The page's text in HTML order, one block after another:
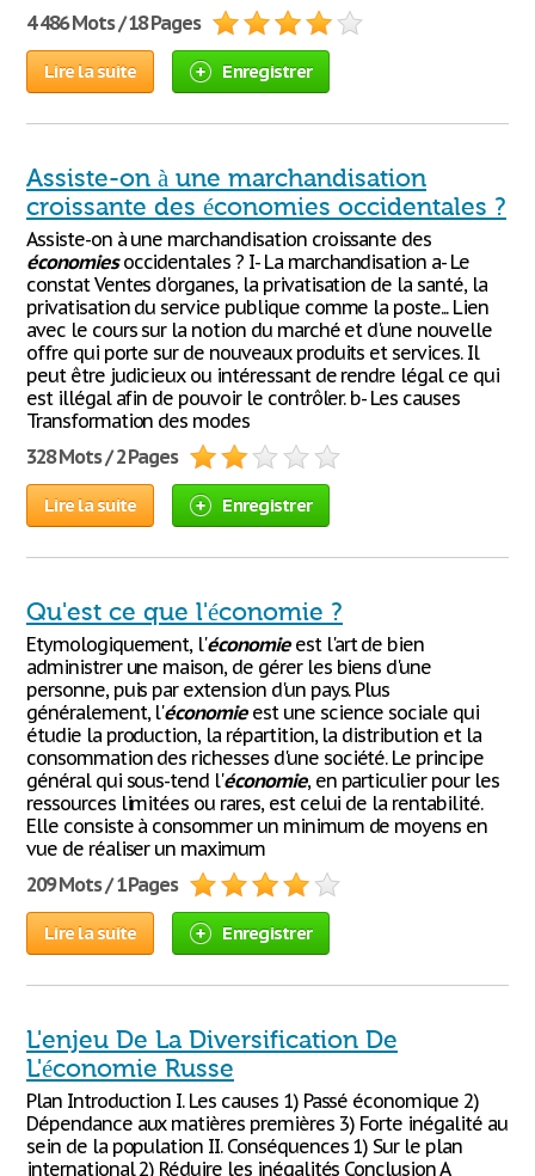
4 486 Mots / 18 Pages
Lire la suite Enregistrer
Assiste-on à une marchandisation
croissante des économies occidentales ?
Assiste-on à une marchandisation croissante des
économiesoccidentales ? I- La marchandisation a- Le
constat Ventes d'organes, la privatisation de la santé, la
privatisation du service publique comme la poste... Lien
avec le cours sur la notion du marché et d'une nouvelle
offre qui porte sur de nouveaux produits et services. Il
peut être judicieux ou intéressant de rendre légal ce qui
est illégal afin de pouvoir le contrôler. b- Les causes
Transformation des modes
328 Mots / 2 Pages
Lire la suite Enregistrer
Qu'est ce que l'économie ?
Etymologiquement, l'économieest l'art de bien
administrer une maison, de gérer les biens d'une
personne, puis par extension d'un pays. Plus
généralement, l'économieest une science sociale qui
étudie la production, la répartition, la distribution et la
consommation des richesses d'une société. Le principe
général qui sous-tend l'économie, en particulier pour les
ressources limitées ou rares, est celui de la rentabilité.
Elle consiste à consommer un minimum de moyens en
vue de réaliser un maximum
209 Mots / 1 Pages
Lire la suite Enregistrer
L'enjeu De La Diversification De
L'économie Russe
Plan Introduction I. Les causes 1) Passé économique 2)
Dépendance aux matières premières 3) Forte inégalité au
sein de la population II. Conséquences 1) Sur le plan
international 2) Réduire les inégalités Conclusion A